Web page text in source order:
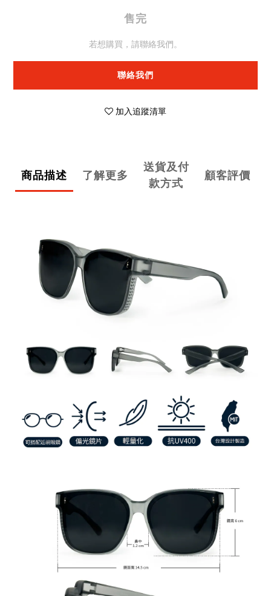
售完
若想購買，請聯絡我們。
聯絡我們
加入追蹤清單
商品描述 了解更多
送貨及付
款方式
顧客評價